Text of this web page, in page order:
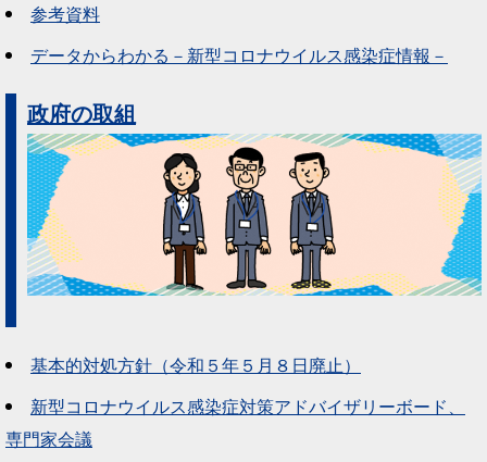
参考資料
データからわかる－新型コロナウイルス感染症情報－
政府の取組
基本的対処方針（令和５年５月８日廃止）
新型コロナウイルス感染症対策アドバイザリーボード、
専門家会議